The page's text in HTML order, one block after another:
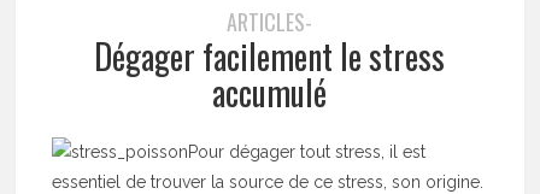
ARTICLES-
Dégager facilement le stress
accumulé
Pour dégager tout stress, il est
essentiel de trouver la source de ce stress, son origine.